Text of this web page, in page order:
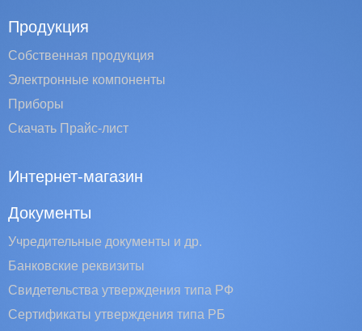
Продукция
Собственная продукция
Электронные компоненты
Приборы
Скачать Прайс-лист
Интернет-магазин
Документы
Учредительные документы и др.
Банковские реквизиты
Свидетельства утверждения типа РФ
Сертификаты утверждения типа РБ